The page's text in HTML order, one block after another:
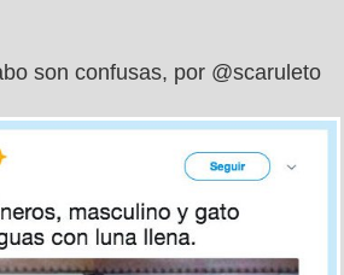
son confusas, por @scaruleto